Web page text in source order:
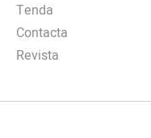
Tenda
Contacta
Revista